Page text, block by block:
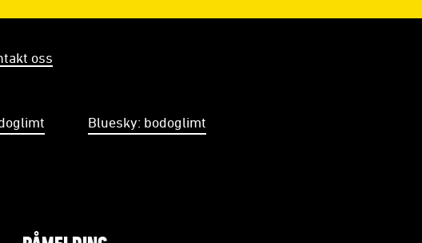
oss
Bluesky: bodoglimt